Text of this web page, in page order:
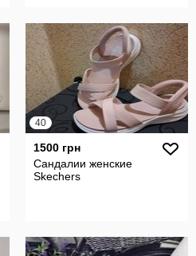
40
1500 грн
Сандалии женские
Skechers